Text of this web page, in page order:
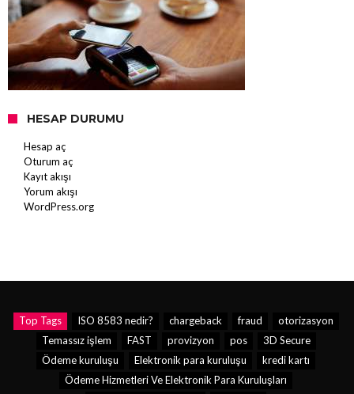
HESAP DURUMU
Hesap aç
Oturum aç
Kayıt akışı
Yorum akışı
WordPress.org
Top Tags ISO 8583 nedir? chargeback fraud
otorizasyon
Temassız işlem
FAST provizyon pos
3D Secure
Ödeme kuruluşu
Elektronik para kuruluşu
kredi kartı
Ödeme Hizmetleri Ve Elektronik Para Kuruluşları